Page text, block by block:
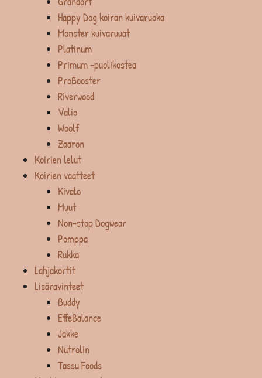
Happy Dog koiran kuivaruoka
Monster kuivaruuat
Platinum
Primum -puolikostea
ProBooster
Riverwood
Valio
Woolf
Zaaron
Koirien lelut
Koirien vaatteet
Kivalo
Muut
Non-stop Dogwear
Pomppa
Rukka
Lahjakortit
Lisäravinteet
Buddy
EffeBalance
Jakke
Nutrolin
Tassu Foods